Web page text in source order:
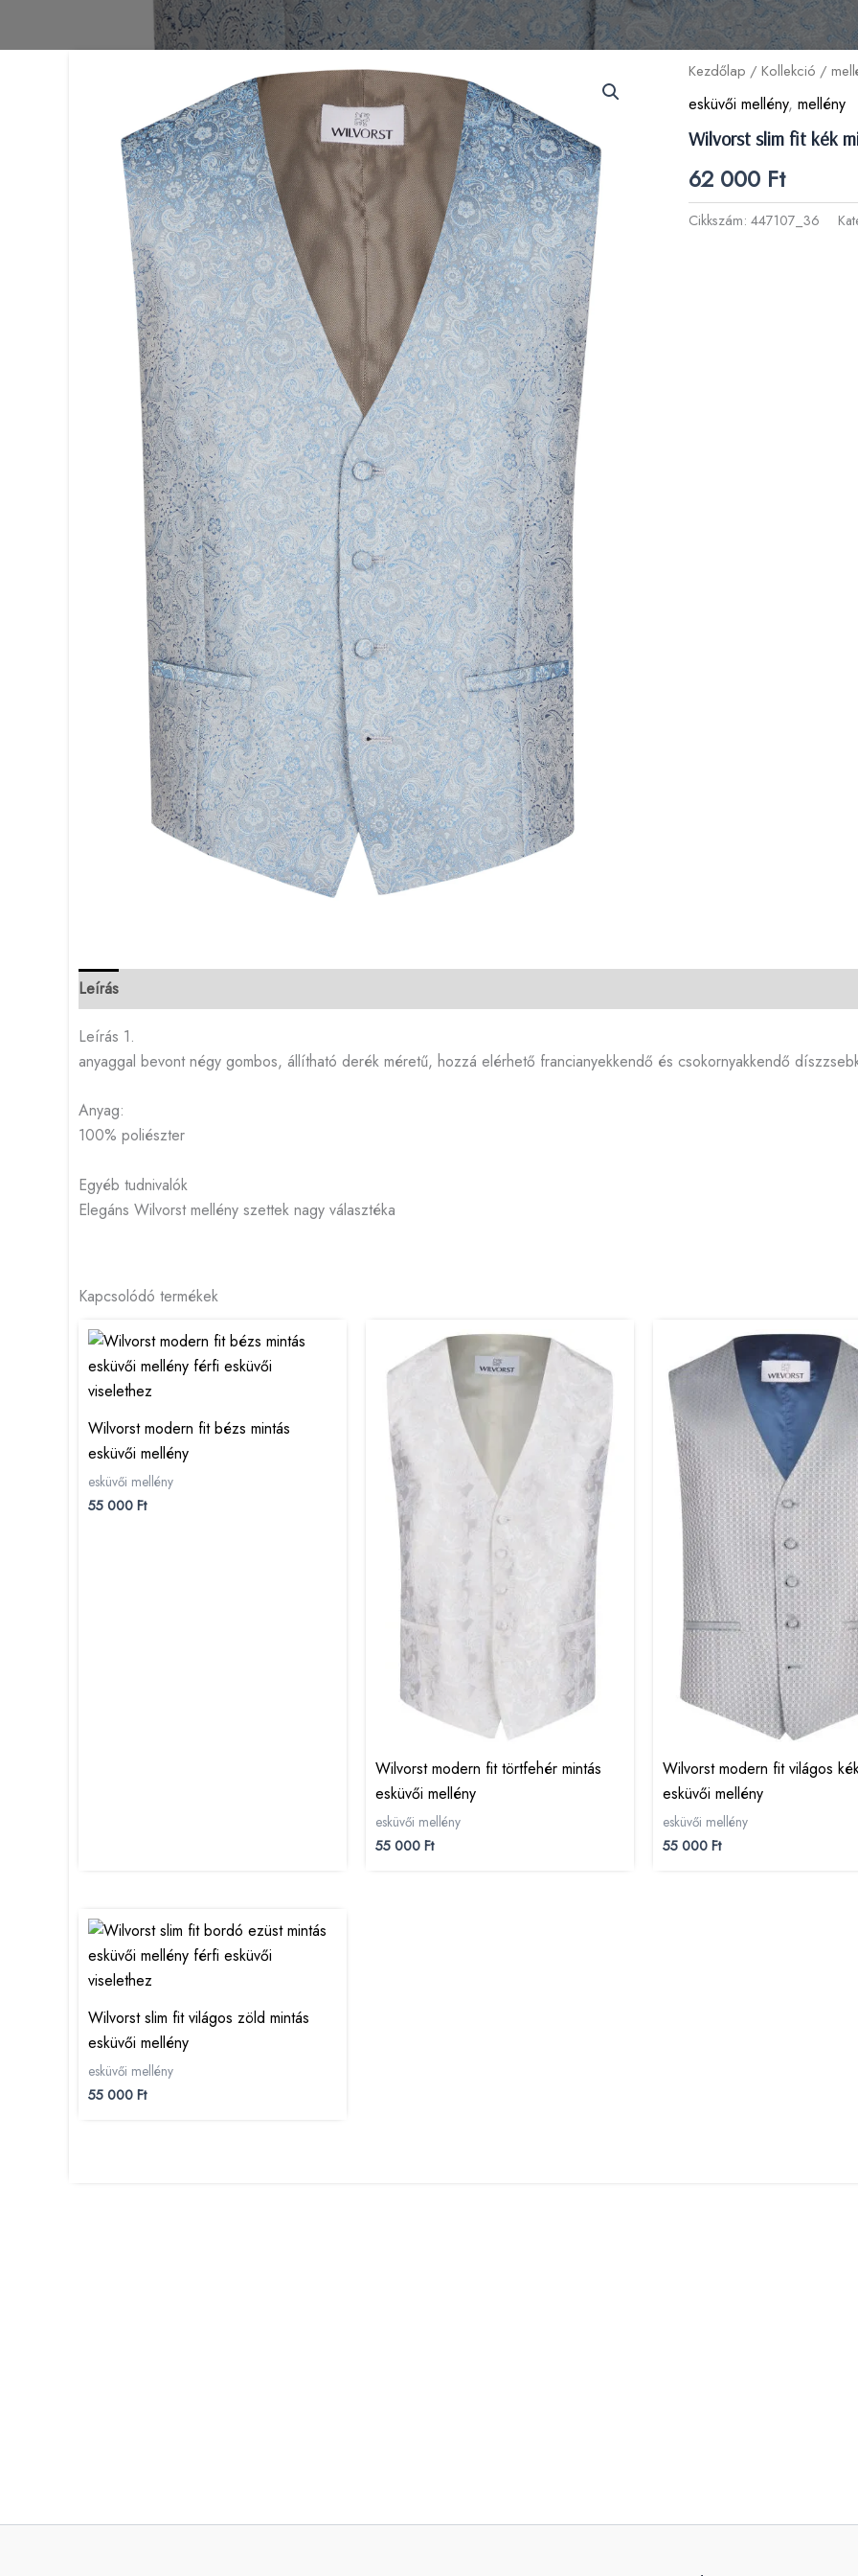
Kezdőlap /Kollekció /
esküvői mellény,mellény
Wilvorst slim fit kék
62 000 Ft
Cikkszám:447107_36
Leírás
Leírás 1.
anyaggal bevont négy gombos, állítható derék méretű, hozzá elérhető francianyekkendő és csokornyakkendő
Anyag:
100% poliészter
Egyéb tudnivalók
Elegáns Wilvorst mellény szettek nagy választéka
Kapcsolódó termékek
Wilvorst modern fit bézs mintás
esküvői mellény
esküvői mellény
55 000 Ft
Wilvorst modern fit törtfehér mintás
esküvői mellény
esküvői mellény
55 000 Ft
Wilvorst modern fit világos
esküvői mellény
esküvői mellény
55 000 Ft
Wilvorst slim fit világos zöld mintás
esküvői mellény
esküvői mellény
55 000 Ft